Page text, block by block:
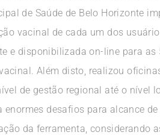
de Saúde de Belo Horizonte
vacinal de cada um dos
e disponibilizada on-line para
Além disto, realizou
de gestão regional até o nível
desafios para alcance
da ferramenta, considerando